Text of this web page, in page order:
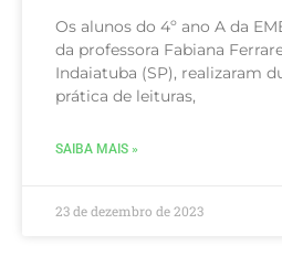
Os alunos do 4º ano A da
da professora Fabiana
Indaiatuba (SP), realizaram
prática de leituras,
SAIBA MAIS »
23 de dezembro de 2023